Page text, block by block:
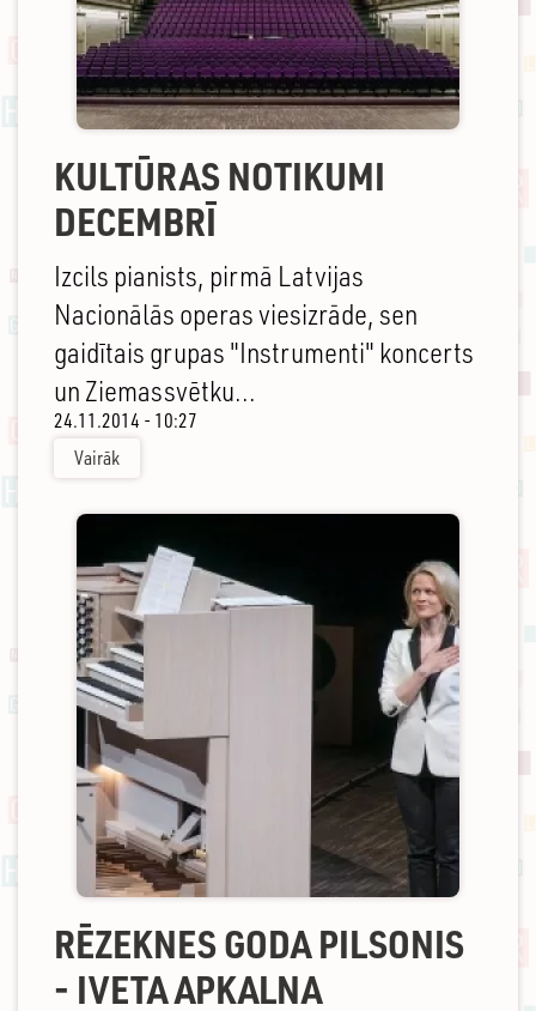
KULTŪRAS NOTIKUMI
DECEMBRĪ
Izcils pianists, pirmā Latvijas
Nacionālās operas viesizrāde, sen
gaidītais grupas "Instrumenti" koncerts
un Ziemassvētku...
24.11.2014 - 10:27
Vairāk
RĒZEKNES GODA PILSONIS
- IVETA APKALNA